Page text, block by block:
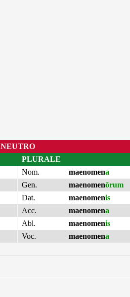
NEUTRO
PLURALE
Nom.
maenomena
Gen.
maenomenōrum
Dat.
maenomenis
Acc.
maenomena
Abl.
maenomenis
Voc.
maenomena